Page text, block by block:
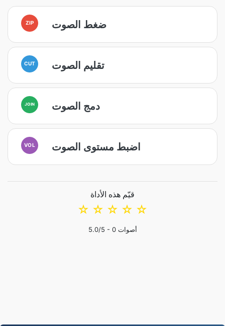
ZIP ضغط الصوت
CUT تقليم الصوت
JOIN دمج الصوت
VOL اضبط مستوى الصوت
قيّم هذه الأداة
☆
☆
☆
☆
☆
5.0/5 - 0 أصوات